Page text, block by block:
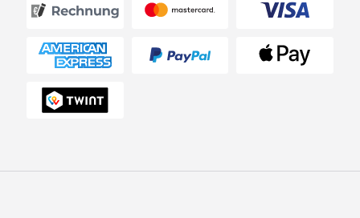
Dachrinne
Anbauschuppen
Zusatz- Tür
Zusatz- Fenster